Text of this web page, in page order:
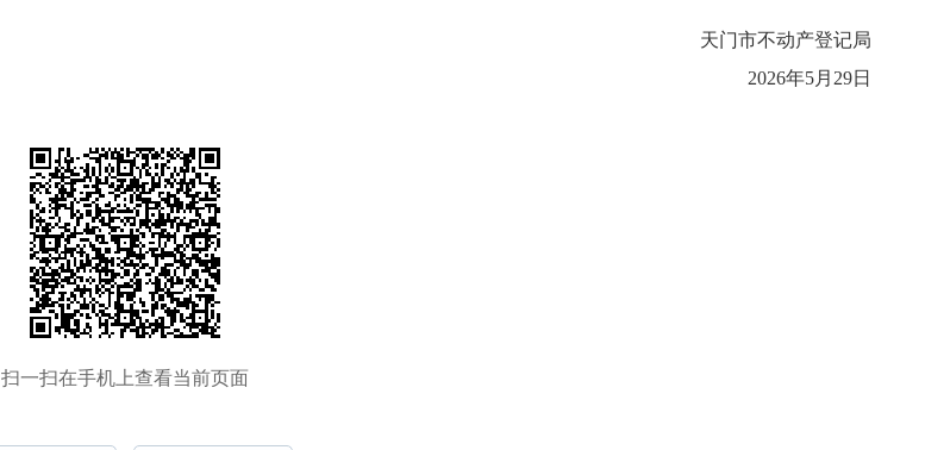
天门市不动产登记局
2026年5月29日
扫一扫在手机上查看当前页面